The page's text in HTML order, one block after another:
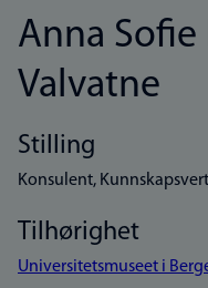
Anna Sofie
Valvatne
Stilling
Konsulent,
Tilhørighet
Universitetsmuseet i